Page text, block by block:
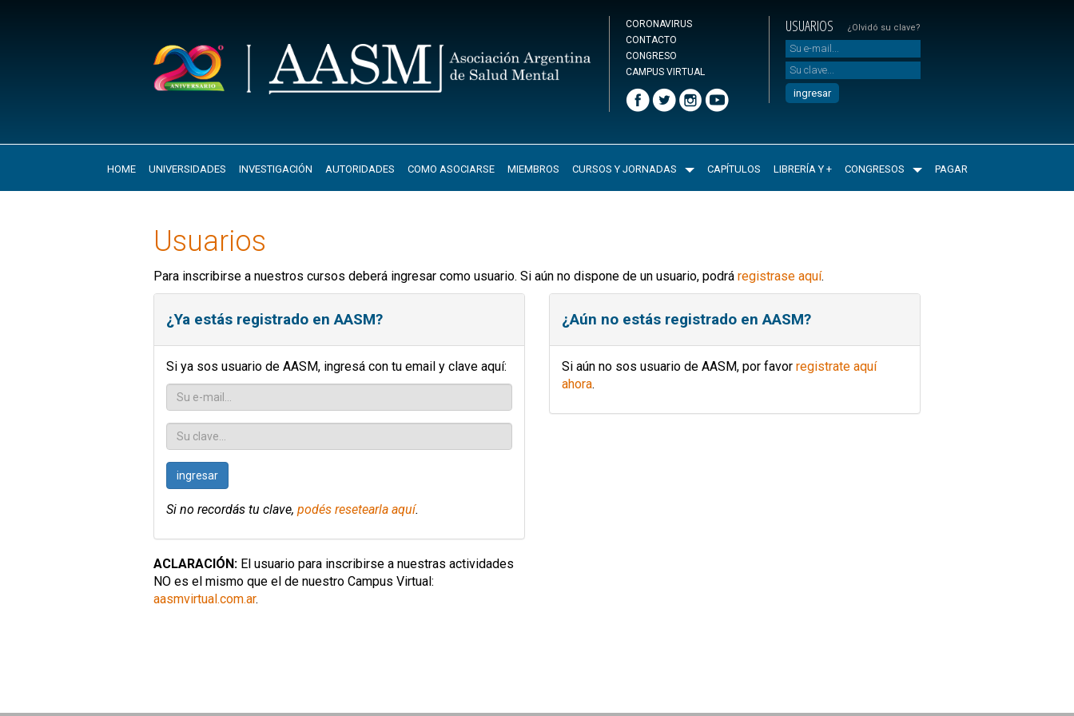
CORONAVIRUS
CONTACTO
CONGRESO
CAMPUS VIRTUAL
USUARIOS ¿Olvidó su clave?
HOME UNIVERSIDADES INVESTIGACIÓN AUTORIDADES COMO ASOCIARSE MIEMBROS CURSOS Y JORNADAS CAPÍTULOS LIBRERÍA Y + CONGRESOS PAGAR
Usuarios
Para inscribirse a nuestros cursos deberá ingresar como usuario. Si aún no dispone de un usuario, podrá registrase aquí.
¿Ya estás registrado en AASM?
Si ya sos usuario de AASM, ingresá con tu email y clave aquí:
ingresar
Si no recordás tu clave, podés resetearla aquí.
ACLARACIÓN: El usuario para inscribirse a nuestras actividades
NO es el mismo que el de nuestro Campus Virtual:
aasmvirtual.com.ar.
¿Aún no estás registrado en AASM?
Si aún no sos usuario de AASM, por favor registrate aquí
ahora.